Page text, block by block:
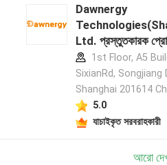
Dawnergy
Ltd. প্রস্তুতকারক
1st Floor, A5
SixianRd, Songjiang
Shanghai 201614
5.0
যাচাইকৃত সরবরাহকারী
আরো